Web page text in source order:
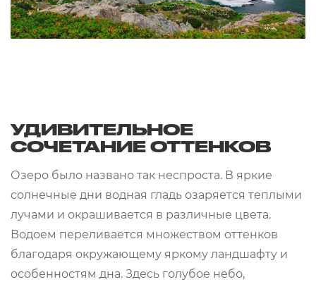
УДИВИТЕЛЬНОЕ
СОЧЕТАНИЕ ОТТЕНКОВ
Озеро было названо так неспроста. В яркие
солнечные дни водная гладь озаряется теплыми
лучами и окрашивается в различные цвета.
Водоем переливается множеством оттенков
благодаря окружающему яркому ландшафту и
особенностям дна. Здесь голубое небо,